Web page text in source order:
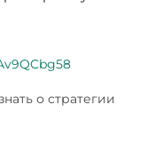
о стратегии